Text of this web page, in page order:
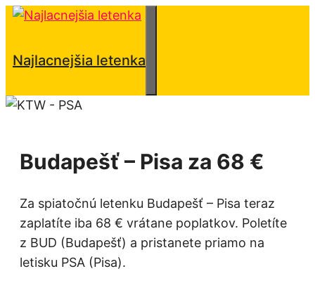
Preskočiť
obsah
Najlacnejšia letenka
Budapešť – Pisa za 68 €
Za spiatočnú letenku Budapešť – Pisa teraz
zaplatíte iba 68 € vrátane poplatkov. Poletíte
z BUD (Budapešť) a pristanete priamo na
letisku PSA (Pisa).